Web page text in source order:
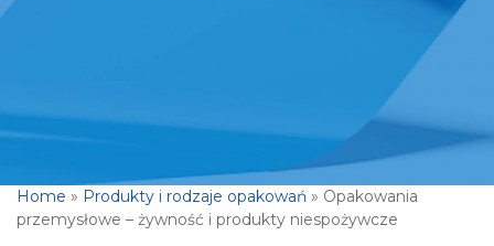
Home » Produkty i rodzaje opakowań » Opakowania
przemysłowe – żywność i produkty niespożywcze